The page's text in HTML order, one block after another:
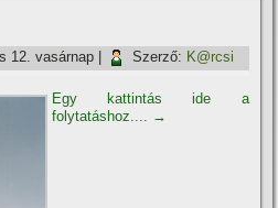
12. vasárnap Szerző: K@rcsi
Egy kattintás ide a
folytatáshoz....
→